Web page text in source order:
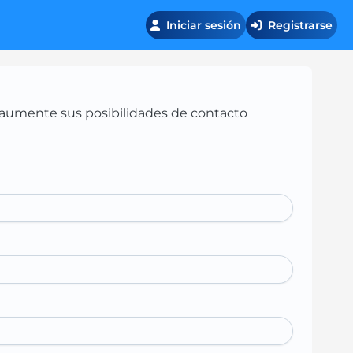
Iniciar sesión Registrarse
sus posibilidades de contacto